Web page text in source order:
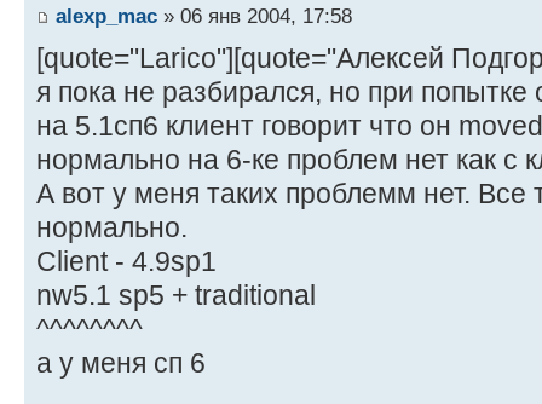
alexp_mac » 06 янв 2004, 17:58
[quote="Larico"][quote="Алексей
я пока не разбирался, но при попытке
на 5.1сп6 клиент говорит что он
нормально на 6-ке проблем нет как с
А вот у меня таких проблемм нет. Все
нормально.
Client - 4.9sp1
nw5.1 sp5 + traditional
^^^^^^^^
а у меня сп 6